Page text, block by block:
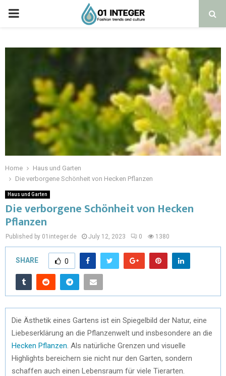
Home
Haus und Garten
Die verborgene Schönheit von Hecken Pflanzen
Haus und Garten
Die verborgene Schönheit von Hecken
Pflanzen
Published by 01integer.de July 12, 2023 0 1380
SHARE 0
Die Ästhetik eines Gartens ist ein Spiegelbild der Natur, eine
Liebeserklärung an die Pflanzenwelt und insbesondere an die
Hecken Pflanzen . Als natürliche Grenzen und visuelle
Highlights bereichern sie nicht nur den Garten, sondern
schaffen auch einen Lebensraum für viele Tierarten.